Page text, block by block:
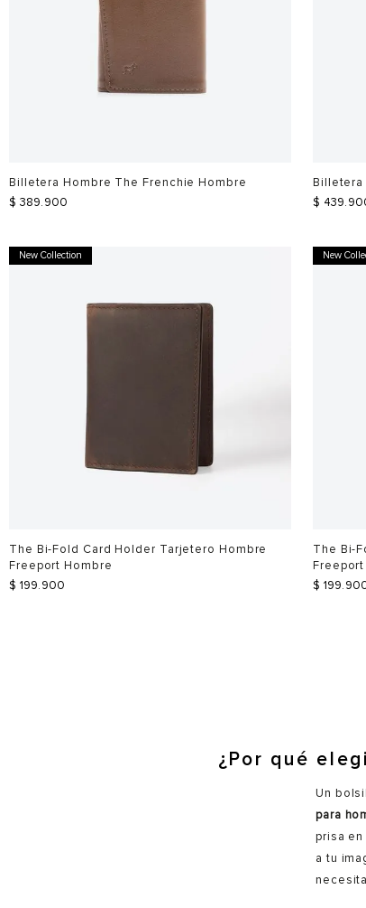
Billetera Hombre The Frenchie Hombre
$ 389.900
Billetera
$ 439.
New Collection
The Bi-Fold Card Holder Tarjetero Hombre
Freeport Hombre
$ 199.900
New
The Bi-
$ 199.
¿Por qué
Un
para
prisa
a tu